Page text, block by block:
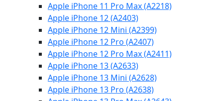
Apple iPhone 11 Pro Max (A2218)
Apple iPhone 12 (A2403)
Apple iPhone 12 Mini (A2399)
Apple iPhone 12 Pro (A2407)
Apple iPhone 12 Pro Max (A2411)
Apple iPhone 13 (A2633)
Apple iPhone 13 Mini (A2628)
Apple iPhone 13 Pro (A2638)